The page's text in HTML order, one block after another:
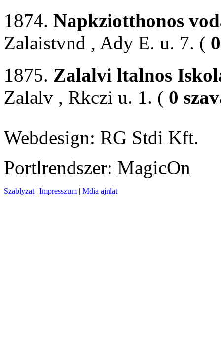
1874. Napkziotthonos
Zalaistvnd , Ady E. u. 7. (
1875. Zalalvi ltalnos
Zalalv , Rkczi u. 1. ( 0
Webdesign: RG Stdi Kft.
Portlrendszer: MagicOn
Szablyzat | Impresszum | Mdia ajnlat